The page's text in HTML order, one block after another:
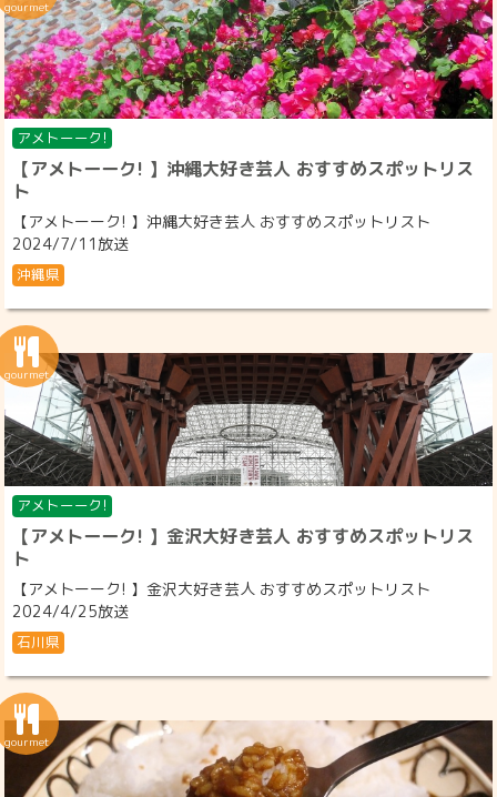
アメトーーク!
【アメトーーク! 】沖縄大好き芸人 おすすめスポットリス
ト
【アメトーーク! 】沖縄大好き芸人 おすすめスポットリスト
2024/7/11放送
沖縄県
アメトーーク!
【アメトーーク! 】金沢大好き芸人 おすすめスポットリス
ト
【アメトーーク! 】金沢大好き芸人 おすすめスポットリスト
2024/4/25放送
石川県